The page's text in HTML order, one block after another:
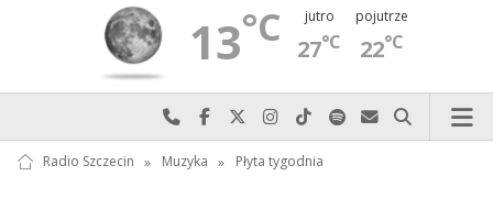
13°C jutro
27°C
pojutrze
22°C
Najlepiej po prostu do nas zadzwoń
Odwiedź nas na Facebook-u
Odwiedź nas na X
Odwiedź nas na Instagram-ie
Odwiedź nas na TikTok-u
Szukaj nas na Spotify
Wyślij do nas
Szukaj
Radio Szczecin » Muzyka » Płyta tygodnia